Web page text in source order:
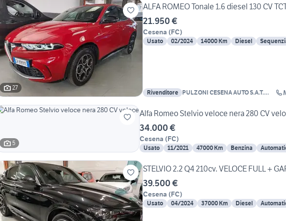
27
ALFA ROMEO Tonale 1.6 diesel 130 CV
21.950 €
Cesena (FC)
Usato 02/2024 14000 Km Diesel
Rivenditore PULZONI CESENA AUTO S.A.T.
5
Alfa Romeo Stelvio veloce nera 280 CV
34.000 €
Cesena (FC)
Usato 11/2021 47000 Km Benzina
STELVIO 2.2 Q4 210cv. VELOCE FULL +
39.500 €
Cesena (FC)
Usato 04/2024 37000 Km Diesel